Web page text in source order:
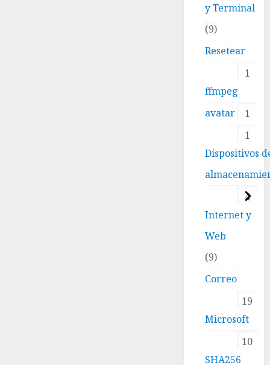
y Terminal
9
Resetear
1
ffmpeg
1
avatar
1
Dispositivos
4
Internet y
Web
9
Correo
19
Microsoft
10
SHA256